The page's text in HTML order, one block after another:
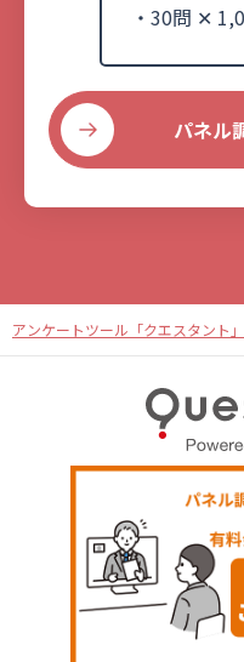
・30問 ✕
パネル
アンケートツール「クエスタント」
ア
アンケー
活